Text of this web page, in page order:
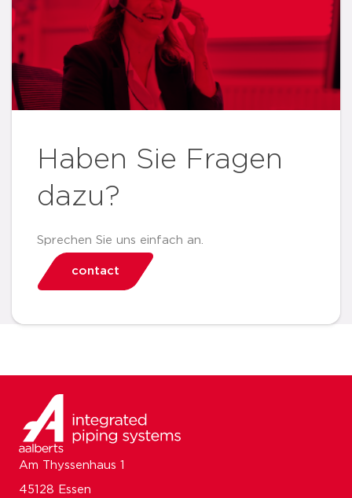
Haben Sie Fragen
dazu?
Sprechen Sie uns einfach an.
contact
Am Thyssenhaus 1
45128 Essen